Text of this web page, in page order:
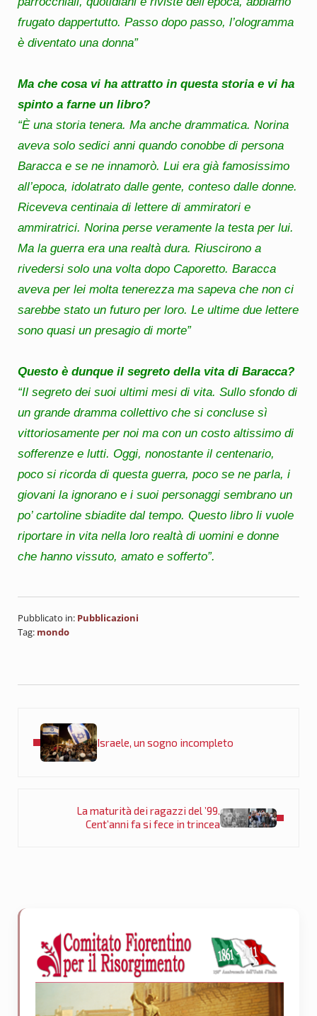
frugato dappertutto. Passo dopo passo, l’ologramma
è diventato una donna”
Ma che cosa vi ha attratto in questa storia e vi ha
spinto a farne un libro?
“È una storia tenera. Ma anche drammatica. Norina
aveva solo sedici anni quando conobbe di persona
Baracca e se ne innamorò. Lui era già famosissimo
all’epoca, idolatrato dalle gente, conteso dalle donne.
Riceveva centinaia di lettere di ammiratori e
ammiratrici. Norina perse veramente la testa per lui.
Ma la guerra era una realtà dura. Riuscirono a
rivedersi solo una volta dopo Caporetto. Baracca
aveva per lei molta tenerezza ma sapeva che non ci
sarebbe stato un futuro per loro. Le ultime due lettere
sono quasi un presagio di morte”
Questo è dunque il segreto della vita di Baracca?
“Il segreto dei suoi ultimi mesi di vita. Sullo sfondo di
un grande dramma collettivo che si concluse sì
vittoriosamente per noi ma con un costo altissimo di
sofferenze e lutti. Oggi, nonostante il centenario,
poco si ricorda di questa guerra, poco se ne parla, i
giovani la ignorano e i suoi personaggi sembrano un
po’ cartoline sbiadite dal tempo. Questo libro li vuole
riportare in vita nella loro realtà di uomini e donne
che hanno vissuto, amato e sofferto”.
Pubblicato in: Pubblicazioni
Tag: mondo
Israele, un sogno incompleto
La maturità dei ragazzi del ’99.
Cent’anni fa si fece in trincea
Sidebar